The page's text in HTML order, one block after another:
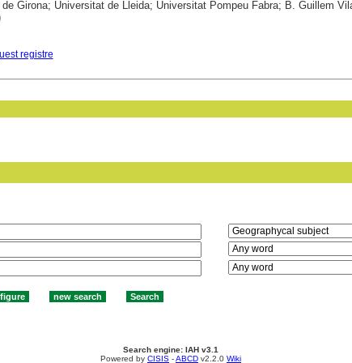
Girona; Universitat de Lleida; Universitat Pompeu Fabra; B. Guillem
registre
Search engine: IAH v3.1
Powered by CISIS-ABCDv2.2.0 Wiki